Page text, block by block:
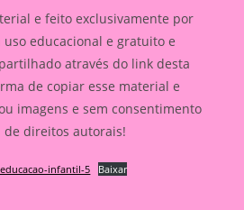
e feito exclusivamente por
educacional e gratuito e
através do link desta
de copiar esse material e
imagens e sem consentimento
direitos autorais!
infantil-5 Baixar